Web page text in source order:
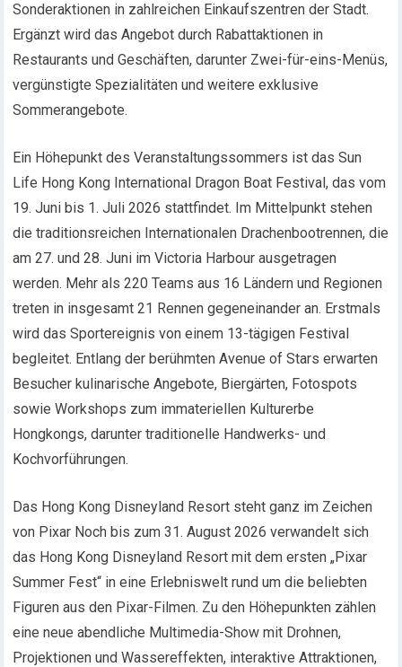
Sonderaktionen in zahlreichen Einkaufszentren der Stadt.
Ergänzt wird das Angebot durch Rabattaktionen in
Restaurants und Geschäften, darunter Zwei-für-eins-Menüs,
vergünstigte Spezialitäten und weitere exklusive
Sommerangebote.
Ein Höhepunkt des Veranstaltungssommers ist das Sun
Life Hong Kong International Dragon Boat Festival, das vom
19. Juni bis 1. Juli 2026 stattfindet. Im Mittelpunkt stehen
die traditionsreichen Internationalen Drachenbootrennen, die
am 27. und 28. Juni im Victoria Harbour ausgetragen
werden. Mehr als 220 Teams aus 16 Ländern und Regionen
treten in insgesamt 21 Rennen gegeneinander an. Erstmals
wird das Sportereignis von einem 13-tägigen Festival
begleitet. Entlang der berühmten Avenue of Stars erwarten
Besucher kulinarische Angebote, Biergärten, Fotospots
sowie Workshops zum immateriellen Kulturerbe
Hongkongs, darunter traditionelle Handwerks- und
Kochvorführungen.
Das Hong Kong Disneyland Resort steht ganz im Zeichen
von Pixar Noch bis zum 31. August 2026 verwandelt sich
das Hong Kong Disneyland Resort mit dem ersten „Pixar
Summer Fest“ in eine Erlebniswelt rund um die beliebten
Figuren aus den Pixar-Filmen. Zu den Höhepunkten zählen
eine neue abendliche Multimedia-Show mit Drohnen,
Projektionen und Wassereffekten, interaktive Attraktionen,